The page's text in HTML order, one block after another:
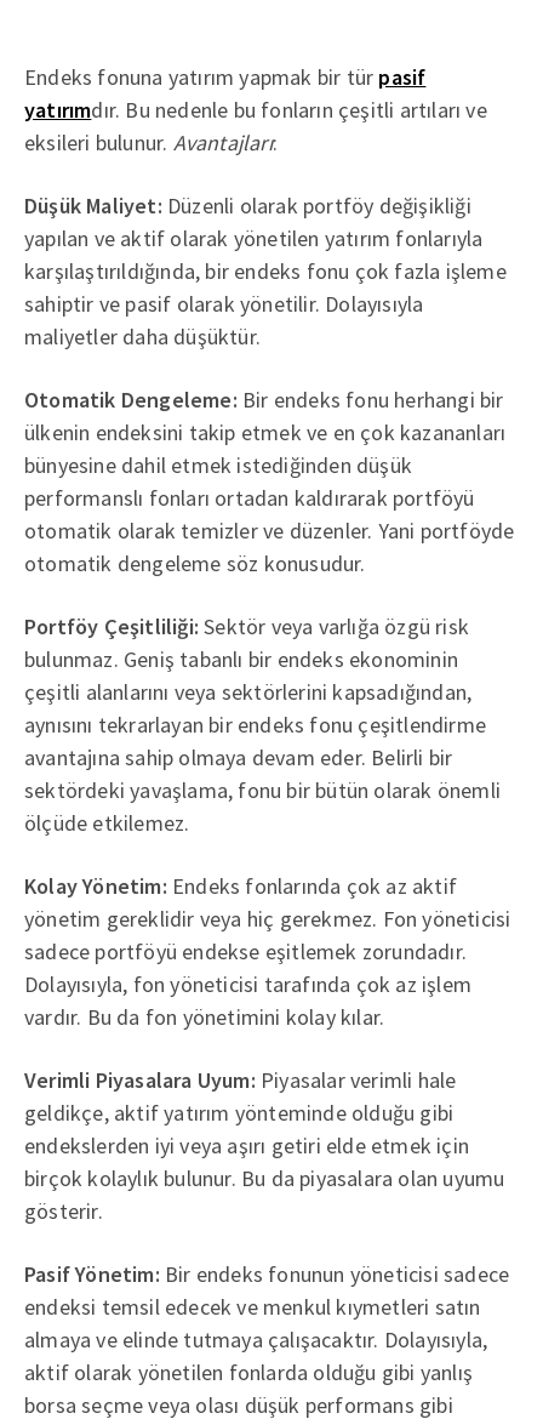
Endeks fonuna yatırım yapmak bir tür pasif
yatırımdır. Bu nedenle bu fonların çeşitli artıları ve
eksileri bulunur. Avantajları:
Düşük Maliyet: Düzenli olarak portföy değişikliği
yapılan ve aktif olarak yönetilen yatırım fonlarıyla
karşılaştırıldığında, bir endeks fonu çok fazla işleme
sahiptir ve pasif olarak yönetilir. Dolayısıyla
maliyetler daha düşüktür.
Otomatik Dengeleme: Bir endeks fonu herhangi bir
ülkenin endeksini takip etmek ve en çok kazananları
bünyesine dahil etmek istediğinden düşük
performanslı fonları ortadan kaldırarak portföyü
otomatik olarak temizler ve düzenler. Yani portföyde
otomatik dengeleme söz konusudur.
Portföy Çeşitliliği: Sektör veya varlığa özgü risk
bulunmaz. Geniş tabanlı bir endeks ekonominin
çeşitli alanlarını veya sektörlerini kapsadığından,
aynısını tekrarlayan bir endeks fonu çeşitlendirme
avantajına sahip olmaya devam eder. Belirli bir
sektördeki yavaşlama, fonu bir bütün olarak önemli
ölçüde etkilemez.
Kolay Yönetim: Endeks fonlarında çok az aktif
yönetim gereklidir veya hiç gerekmez. Fon yöneticisi
sadece portföyü endekse eşitlemek zorundadır.
Dolayısıyla, fon yöneticisi tarafında çok az işlem
vardır. Bu da fon yönetimini kolay kılar.
Verimli Piyasalara Uyum: Piyasalar verimli hale
geldikçe, aktif yatırım yönteminde olduğu gibi
endekslerden iyi veya aşırı getiri elde etmek için
birçok kolaylık bulunur. Bu da piyasalara olan uyumu
gösterir.
Pasif Yönetim: Bir endeks fonunun yöneticisi sadece
endeksi temsil edecek ve menkul kıymetleri satın
almaya ve elinde tutmaya çalışacaktır. Dolayısıyla,
aktif olarak yönetilen fonlarda olduğu gibi yanlış
borsa seçme veya olası düşük performans gibi